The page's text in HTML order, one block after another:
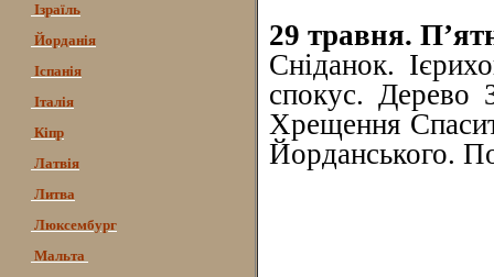
Ізраїль
Йорданія
Іспанія
Італія
Кіпр
Латвія
Литва
Люксембург
Мальта
29 травня.
Сніданок.
спокус. Дерево
Хрещення
Йорданського.